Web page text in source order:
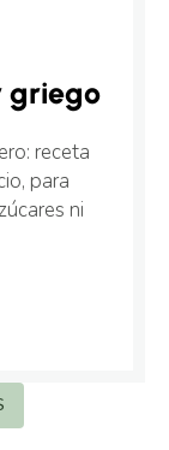
griego
receta
para
ni